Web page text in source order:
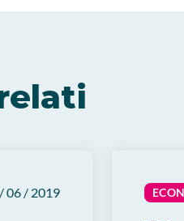
06 / 2019